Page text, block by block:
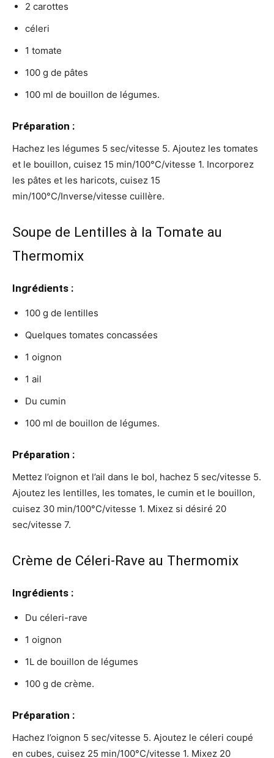
2 carottes
céleri
1 tomate
100 g de pâtes
100 ml de bouillon de légumes.
Préparation :
Hachez les légumes 5 sec/vitesse 5. Ajoutez les tomates
et le bouillon, cuisez 15 min/100°C/vitesse 1. Incorporez
les pâtes et les haricots, cuisez 15
min/100°C/Inverse/vitesse cuillère.
Soupe de Lentilles à la Tomate au
Thermomix
Ingrédients :
100 g de lentilles
Quelques tomates concassées
1 oignon
1 ail
Du cumin
100 ml de bouillon de légumes.
Préparation :
Mettez l’oignon et l’ail dans le bol, hachez 5 sec/vitesse 5.
Ajoutez les lentilles, les tomates, le cumin et le bouillon,
cuisez 30 min/100°C/vitesse 1. Mixez si désiré 20
sec/vitesse 7.
Crème de Céleri-Rave au Thermomix
Ingrédients :
Du céleri-rave
1 oignon
1L de bouillon de légumes
100 g de crème.
Préparation :
Hachez l’oignon 5 sec/vitesse 5. Ajoutez le céleri coupé
en cubes, cuisez 25 min/100°C/vitesse 1. Mixez 20